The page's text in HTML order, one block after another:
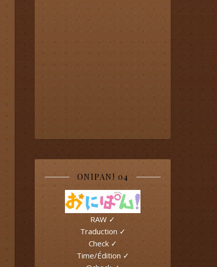
ONIPAN! 04
RAW ✓
Traduction ✓
Check ✓
Time/Édition ✓